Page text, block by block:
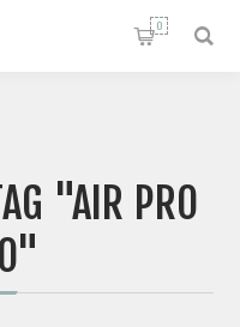
0
"AIR PRO